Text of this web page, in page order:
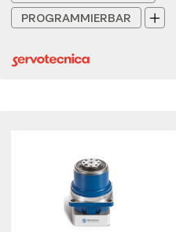
PROGRAMMIERBAR